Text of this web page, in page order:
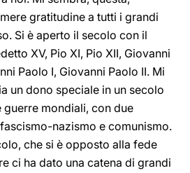
gratitudine a tutti i grandi
Si è aperto il secolo con il
XV, Pio XI, Pio XII, Giovanni
Paolo I, Giovanni Paolo II. Mi
un dono speciale in un secolo
mondiali, con due
nazismo e comunismo.
che si è opposto alla fede
ci ha dato una catena di grandi